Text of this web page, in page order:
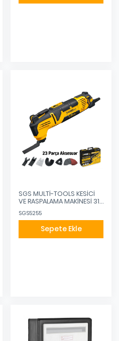
SGS MULTİ-TOOLS KESİCİ
VE RASPALAMA MAKİNESİ 310
SGS5255
Sepete Ekle